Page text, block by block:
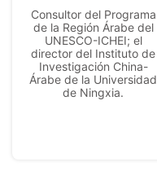
Consultor del Programa
de la Región Árabe del
UNESCO-ICHEI; el
director del Instituto de
Investigación China-
Árabe de la Universidad
de Ningxia.